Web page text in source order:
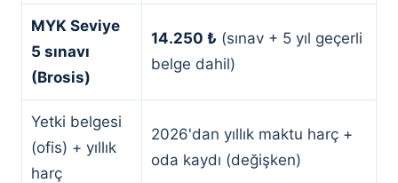
MYK Seviye
5 sınavı
(Brosis)
14.250 ₺ (sınav + 5 yıl geçerli
belge dahil)
Yetki belgesi
(ofis) + yıllık
harç
2026'dan yıllık maktu harç +
oda kaydı (değişken)